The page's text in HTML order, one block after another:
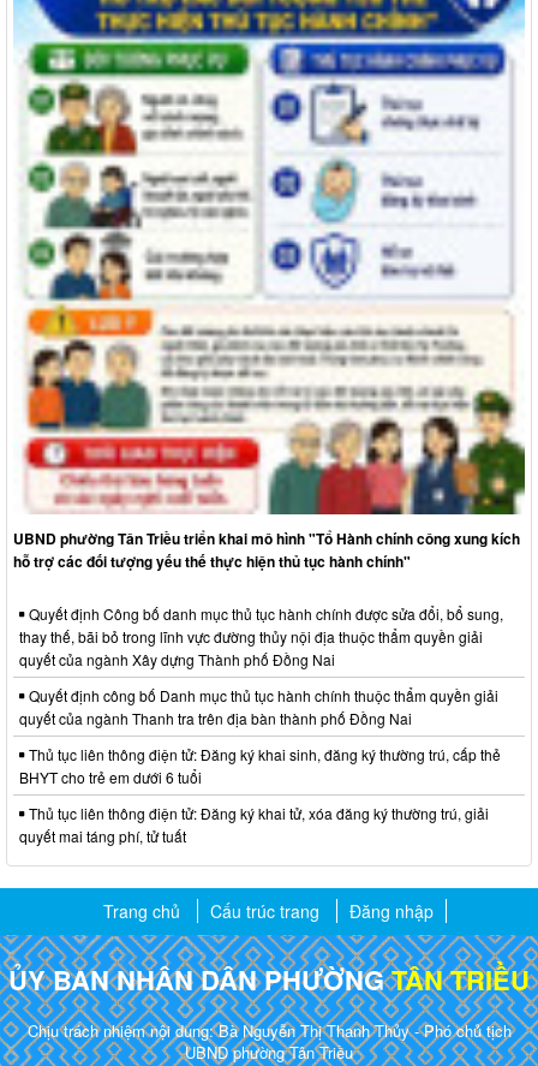
UBND phường Tân Triều triển khai mô hình "Tổ Hành chính công xung kích
hỗ trợ các đối tượng yếu thế thực hiện thủ tục hành chính"
Quyết định Công bố danh mục thủ tục hành chính được sửa đổi, bổ sung,
thay thế, bãi bỏ trong lĩnh vực đường thủy nội địa thuộc thẩm quyền giải
quyết của ngành Xây dựng Thành phố Đồng Nai
Quyết định công bố Danh mục thủ tục hành chính thuộc thẩm quyền giải
quyết của ngành Thanh tra trên địa bàn thành phố Đồng Nai
Thủ tục liên thông điện tử: Đăng ký khai sinh, đăng ký thường trú, cấp thẻ
BHYT cho trẻ em dưới 6 tuổi
Thủ tục liên thông điện tử: Đăng ký khai tử, xóa đăng ký thường trú, giải
quyết mai táng phí, tử tuất
Trang chủ Cấu trúc trang Đăng nhập
ỦY BAN NHÂN DÂN PHƯỜNGTÂN TRIỀU
Chịu trách nhiệm nội dung: Bà Nguyễn Thị Thanh Thủy - Phó chủ tịch
UBND phường Tân Triều